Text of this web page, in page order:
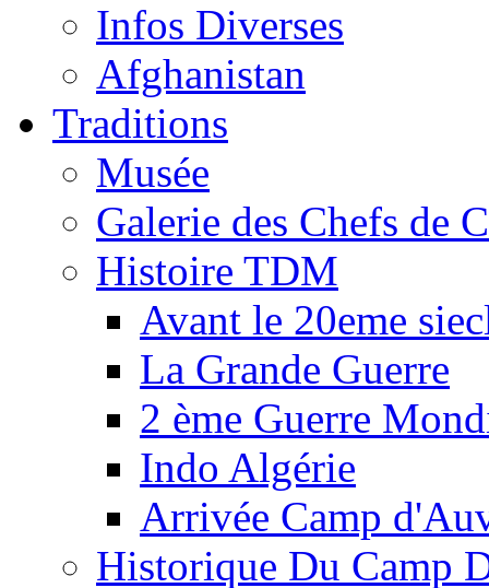
Infos Diverses
Afghanistan
Traditions
Musée
Galerie des Chefs de
Histoire TDM
Avant le 20eme
La Grande Guerre
2 ème Guerre
Indo Algérie
Arrivée Camp
Historique Du Camp